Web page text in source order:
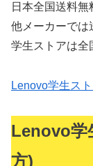
日本全国送料無
他メーカーでは
学生ストアは全
Lenovo学生ス
Lenovo学
方)